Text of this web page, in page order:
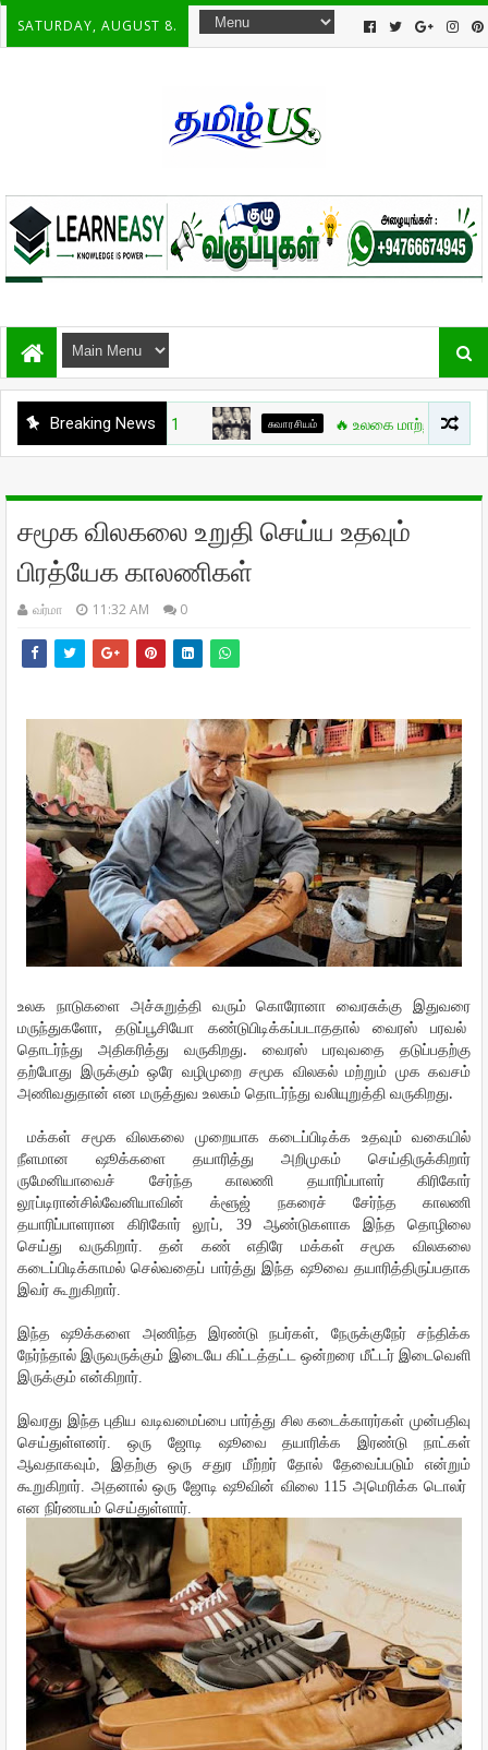
SATURDAY, AUGUST 8.
Breaking News சுவாரசியம் 🔥 உலகை மாற்றிய போர்க்கலை
சமூக விலகலை உறுதி செய்ய உதவும்
பிரத்யேக காலணிகள்
வர்மா 11:32 AM 0
உலக நாடுகளை அச்சுறுத்தி வரும் கொரோனா வைரசுக்கு
இதுவரை
மருந்துகளோ,தடுப்பூசியோ கண்டுபிடிக்கப்படாததால் வைரஸ்
பரவல்
தொடர்ந்து
அதிகரித்து வருகிறது. வைரஸ் பரவுவதை
தடுப்பதற்கு
தற்போது இருக்கும் ஒரே வழிமுறை சமூக விலகல் மற்றும் முக கவசம்
அணிவதுதான் என மருத்துவ உலகம் தொடர்ந்து வலியுறுத்தி வருகிறது.
மக்கள் சமூக விலகலை முறையாக கடைப்பிடிக்க உதவும்
வகையில்
நீளமான
ஷூக்களை தயாரித்து அறிமுகம்
செய்திருக்கிறார்
ருமேனியாவைச்
சேர்ந்த காலணி தயாரிப்பாளர்
கிரிகோர்
லூப்டிரான்சில்வேனியாவின் க்ளூஜ் நகரைச் சேர்ந்த
காலணி
தயாரிப்பாளரான
கிரிகோர் லூப், 39 ஆண்டுகளாக இந்த
தொழிலை
செய்து
வருகிறார்.தன் கண் எதிரே மக்கள் சமூக
விலகலை
கடைப்பிடிக்காமல் செல்வதைப் பார்த்து இந்த ஷூவை தயாரித்திருப்பதாக
இவர் கூறுகிறார்.
இந்த ஷூக்களை அணிந்த இரண்டு நபர்கள், நேருக்குநேர்
சந்திக்க
நேர்ந்தால் இருவருக்கும் இடையே கிட்டத்தட்ட ஒன்றரை மீட்டர் இடைவெளி
இருக்கும் என்கிறார்.
இவரது இந்த புதிய வடிவமைப்பை பார்த்து சில கடைக்காரர்கள் முன்பதிவு
செய்துள்ளனர். ஒரு ஜோடி ஷூவை தயாரிக்க இரண்டு
நாட்கள்
ஆவதாகவும், இதற்கு ஒரு சதுர மீற்றர் தோல் தேவைப்படும்
என்றும்
கூறுகிறார். அதனால் ஒரு ஜோடி ஷூவின் விலை115 அமெரிக்க டொலர்
என நிர்ணயம் செய்துள்ளார்.